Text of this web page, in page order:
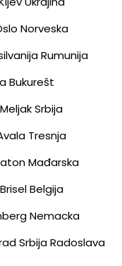
Norveska
Rumunija
Bukurešt
Srbija
Tresnja
Mađarska
Belgija
Nemacka
Srbija Radoslava